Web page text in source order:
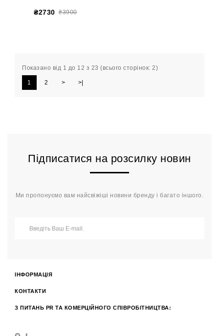
₴2730 ₴3900
Показано від 1 до 12 з 23 (всього сторінок: 2)
1 2 > >|
Підписатися на розсилку новин
Ми пропонуємо вам найсвіжіші новини бренду і багато іншого.
ІНФОРМАЦІЯ
КОНТАКТИ
З ПИТАНЬ PR ТА КОМЕРЦІЙНОГО СПІВРОБІТНИЦТВА: